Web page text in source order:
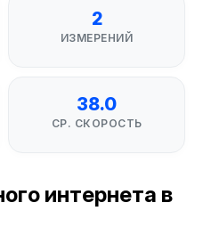
2
ИЗМЕРЕНИЙ
38.0
СР. СКОРОСТЬ
интернета в